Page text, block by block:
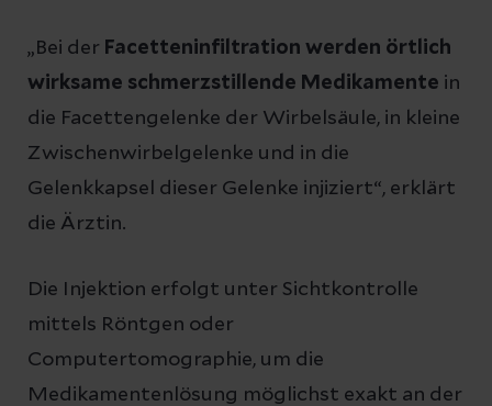
„Bei der Facetteninfiltration werden örtlich
wirksame schmerzstillende Medikamente in
die Facettengelenke der Wirbelsäule, in kleine
Zwischenwirbelgelenke und in die
Gelenkkapsel dieser Gelenke injiziert“, erklärt
die Ärztin.
Die Injektion erfolgt unter Sichtkontrolle
mittels Röntgen oder
Computertomographie, um die
Medikamentenlösung möglichst exakt an der